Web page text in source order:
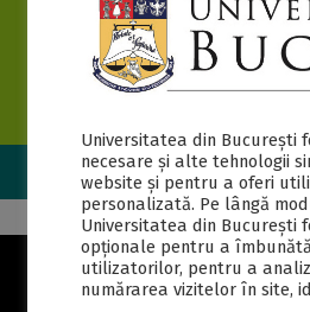
HARTA
Universitatea din București
necesare și alte tehnologii
website și pentru a oferi
personalizată. Pe lângă
Universitatea din București
opționale pentru a
utilizatorilor, pentru a
numărarea vizitelor în site,